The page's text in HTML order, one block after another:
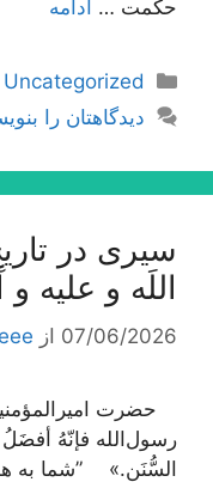
حكمت … ادامه
دسته‌ها
Uncategorized
دیدگاهتان را
سیری در
اللَه و علیه
07/06/2026 از
حضرت
رسول‌الله فإنّهُ أفضَلُ
السُّنَن.» ”شما به